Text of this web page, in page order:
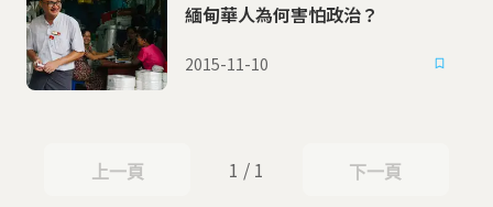
緬甸華人為何害怕政治？
2015-11-10
上一頁
上一頁 1 / 1 下一頁
下一頁